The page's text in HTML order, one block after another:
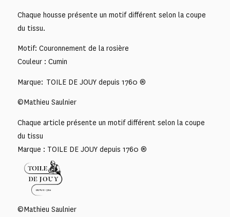
Chaque housse présente un motif différent selon la coupe
du tissu.
Motif: Couronnement de la rosière
Couleur : Cumin
Marque: TOILE DE JOUY depuis 1760 ®
©Mathieu Saulnier
Chaque article présente un motif différent selon la coupe
du tissu
Marque : TOILE DE JOUY depuis 1760 ®
©Mathieu Saulnier